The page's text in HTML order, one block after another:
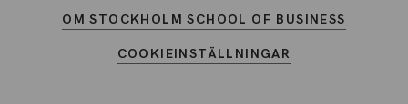
OM STOCKHOLM SCHOOL OF BUSINESS
COOKIEINSTÄLLNINGAR